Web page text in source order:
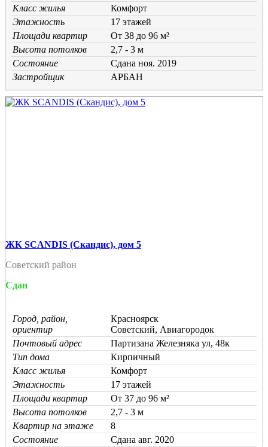
Класс жилья
Комфорт
Этажность
17 этажей
Площади квартир
От 38 до 96 м²
Высота потолков
2,7 - 3 м
Состояние
Cдана ноя. 2019
Застройщик
АРБАН
ЖК SCANDIS (Скандис), дом 5
Советский район
Сдан
Город, район,
ориентир
Красноярск
Советский, Авиагородок
Почтовый адрес
Партизана Железняка ул, 48к
Тип дома
Кирпичный
Класс жилья
Комфорт
Этажность
17 этажей
Площади квартир
От 37 до 96 м²
Высота потолков
2,7 - 3 м
Квартир на этаже
8
Состояние
Cдана авг. 2020